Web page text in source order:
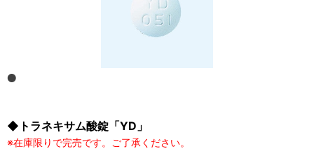
◆トラネキサム酸錠「YD」
※在庫限りで完売です。ご了承ください。